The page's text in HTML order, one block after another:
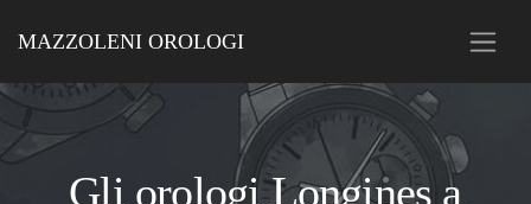
MAZZOLENI OROLOGI
Gli orologi Longines a